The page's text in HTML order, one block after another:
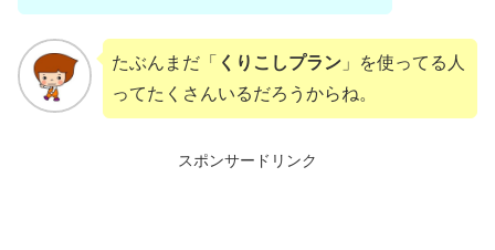
たぶんまだ「 くりこしプラン」を使ってる人
ってたくさんいるだろうからね。
スポンサードリンク